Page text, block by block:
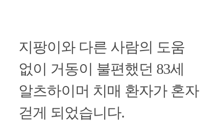
지팡이와 다른 사람의 도움
없이 거동이 불편했던 83세
알츠하이머 치매 환자가 혼자
걷게 되었습니다.